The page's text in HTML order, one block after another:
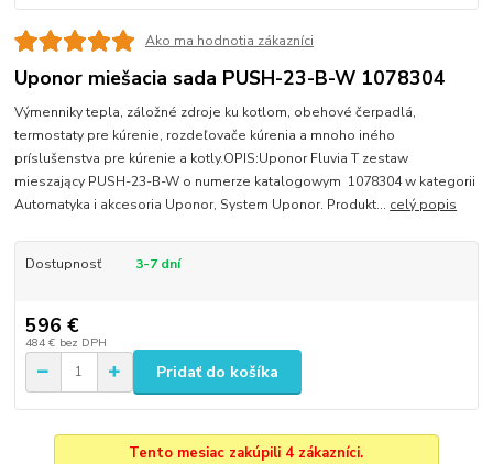
Ako ma hodnotia zákazníci
Uponor miešacia sada PUSH-23-B-W 1078304
Výmenniky tepla, záložné zdroje ku kotlom, obehové čerpadlá,
termostaty pre kúrenie, rozdeľovače kúrenia a mnoho iného
príslušenstva pre kúrenie a kotly.OPIS:Uponor Fluvia T zestaw
mieszający PUSH-23-B-W o numerze katalogowym 1078304 w kategorii
Automatyka i akcesoria Uponor, System Uponor. Produkt... celý popis
Dostupnosť 3-7 dní
596 €
484 € bez DPH
Pridať do košíka
Tento mesiac zakúpili 4 zákazníci.